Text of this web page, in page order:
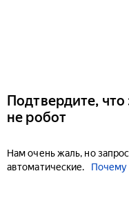
Подтвердите,
не робот
Нам очень жаль, но
автоматические.
Почему